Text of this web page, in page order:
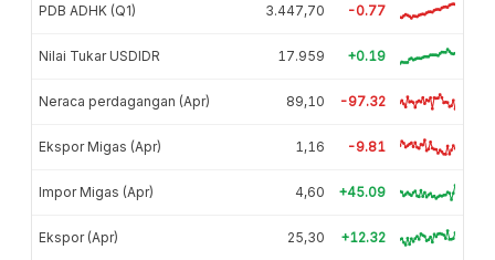
PDB ADHK (Q1) 3.447,70 -0.77
Nilai Tukar USDIDR 17.959 +0.19
Neraca perdagangan (Apr) 89,10 -97.32
Ekspor Migas (Apr) 1,16 -9.81
Impor Migas (Apr) 4,60 +45.09
Ekspor (Apr) 25,30 +12.32